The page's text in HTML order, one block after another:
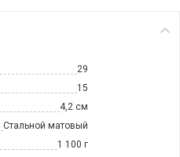
29
15
4,2 см
Стальной матовый
1 100 г